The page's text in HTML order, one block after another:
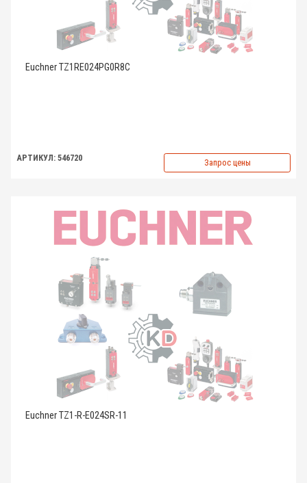
Euchner TZ1RE024PG0R8C
АРТИКУЛ: 546720 Запрос цены
Euchner TZ1-R-E024SR-11